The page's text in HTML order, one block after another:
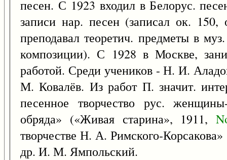
песен. С 1923 входил в Белорус.
записи нар. песен (записал ок.
преподавал теоретич. предметы в
композиции). С 1928 в Москве,
работой. Среди учеников - Н. И.
М. Ковалёв. Из работ П. значит.
песенное творчество рус.
обряда» («Живая старина», 1911,
творчестве Н. А. Римского-
др. И. М. Ямпольский.